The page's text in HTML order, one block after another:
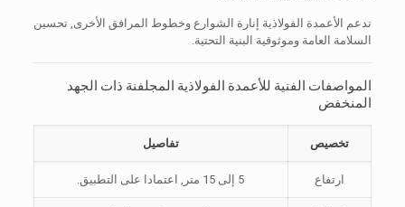
تدعم الأعمدة الفولاذية إنارة الشوارع وخطوط المرافق الأخرى, تحسين
السلامة العامة وموثوقية البنية التحتية.
المواصفات الفنية للأعمدة الفولاذية المجلفنة ذات الجهد
المنخفض
تخصيص تفاصيل
ارتفاع 5 إلى 15 متر, اعتمادا على التطبيق.